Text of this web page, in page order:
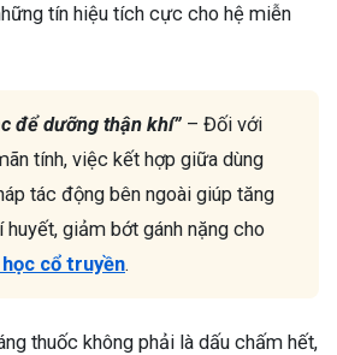
tín hiệu tích cực cho hệ miễn
để dưỡng thận khí” – Đối với
tính, việc kết hợp giữa dùng
tác động bên ngoài giúp tăng
giảm bớt gánh nặng cho
cổ truyền.
thuốc không phải là dấu chấm hết,